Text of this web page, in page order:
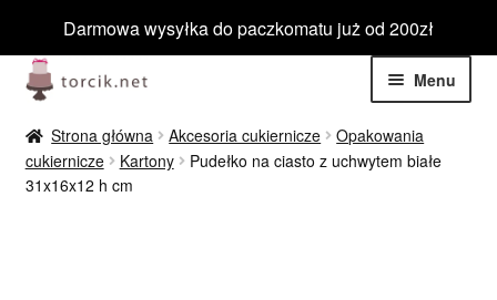
Darmowa wysyłka do paczkomatu już od 200zł
Przejdź
do
nawigacji
Przejdź
do
treści
Menu
Jadalne
menu
Niejadalne
Strona główna Akcesoria cukiernicze
Opakowania
cukiernicze
Kartony
Pudełko na ciasto z uchwytem białe
31x16x12 h cm